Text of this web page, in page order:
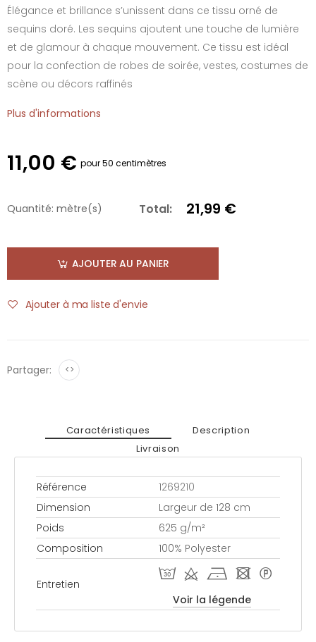
Élégance et brillance s’unissent dans ce tissu orné de
sequins doré. Les sequins ajoutent une touche de lumière
et de glamour à chaque mouvement. Ce tissu est idéal
pour la confection de robes de soirée, vestes, costumes de
scène ou décors raffinés
Plus d'informations
11,00 € pour 50 centimètres
Quantité: mètre(s) Total: 21,99 €
AJOUTER AU PANIER
Ajouter à ma liste d'envie
Partager: <>
Caractéristiques
Description
Livraison
Référence
1269210
Dimension
Largeur de 128 cm
Poids
625 g/m²
Composition
100% Polyester
Entretien
T d h - *
Voir la légende